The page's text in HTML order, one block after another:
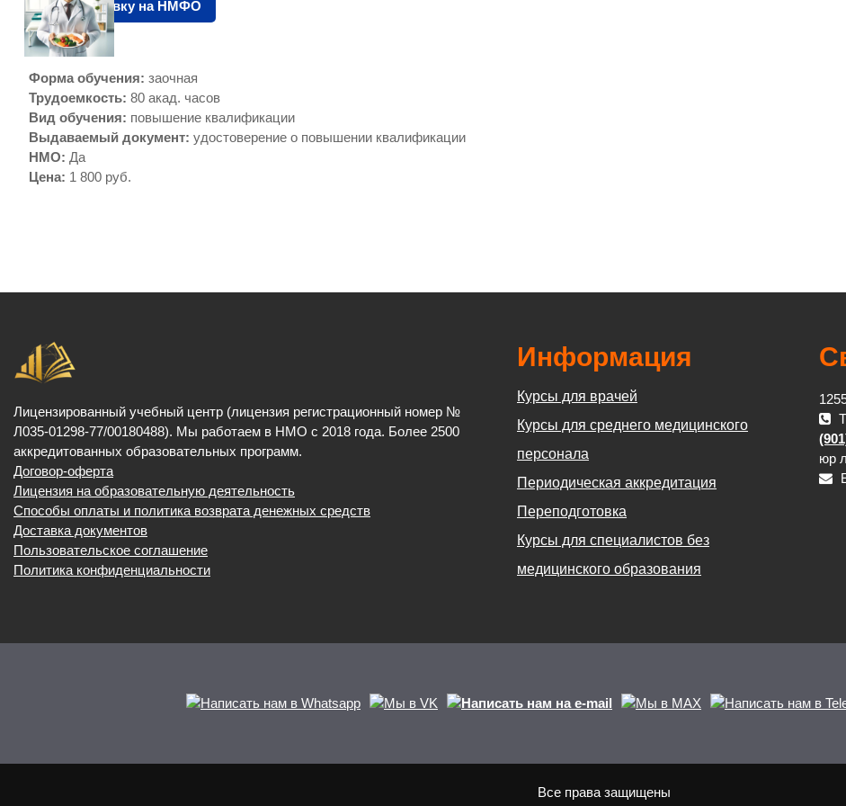
Подать заявку на НМФО
Форма обучения: заочная
Трудоемкость: 80 акад. часов
Вид обучения: повышение квалификации
Выдаваемый документ: удостоверение о повышении квалификации
НМО: Да
Цена: 1 800 руб.
Лицензированный учебный центр (лицензия регистрационный номер №
Л035-01298-77/00180488). Мы работаем в НМО с 2018 года. Более 2500
аккредитованных образовательных программ.
Договор-оферта
Лицензия на образовательную деятельность
Способы оплаты и политика возврата денежных средств
Доставка документов
Пользовательское соглашение
Политика конфиденциальности
Информация
Курсы для врачей
Курсы для среднего медицинского
персонала
Периодическая аккредитация
Переподготовка
Курсы для специалистов без
медицинского образования
юр
Все права защищены